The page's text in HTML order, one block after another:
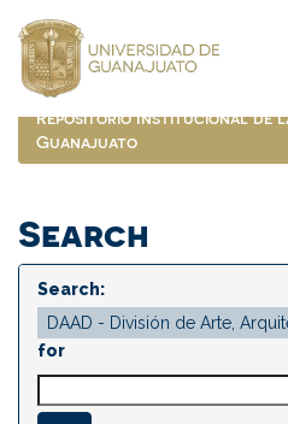
navigation
Repositorio Institucional de
Guanajuato
Search
Search:
for